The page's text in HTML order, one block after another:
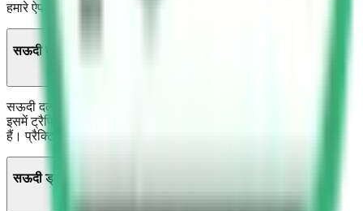
हमारे ऐप और सऊदी ड्राइविंग टेस्ट से जुड़े सामान्य सवालों के जवाब ढूंढें
सऊदी दल्ला टेस्ट क्या है?
सऊदी दल्ला टेस्ट सऊदी ड्राइविंग लाइसेंस पाने का मुख्य कंप्यूटर टेस्ट है।
इसमें ट्रैफिक नियम, सड़क संकेत और सुरक्षित ड्राइविंग से जुड़े सवाल होते
हैं। प्रैक्टिकल ड्राइविंग टेस्ट से पहले इस टेस्ट को पास करना ज़रूरी है।
सऊदी ड्राइविंग लाइसेंस ऐप मेरी तैयारी में कैसे मदद करता है?